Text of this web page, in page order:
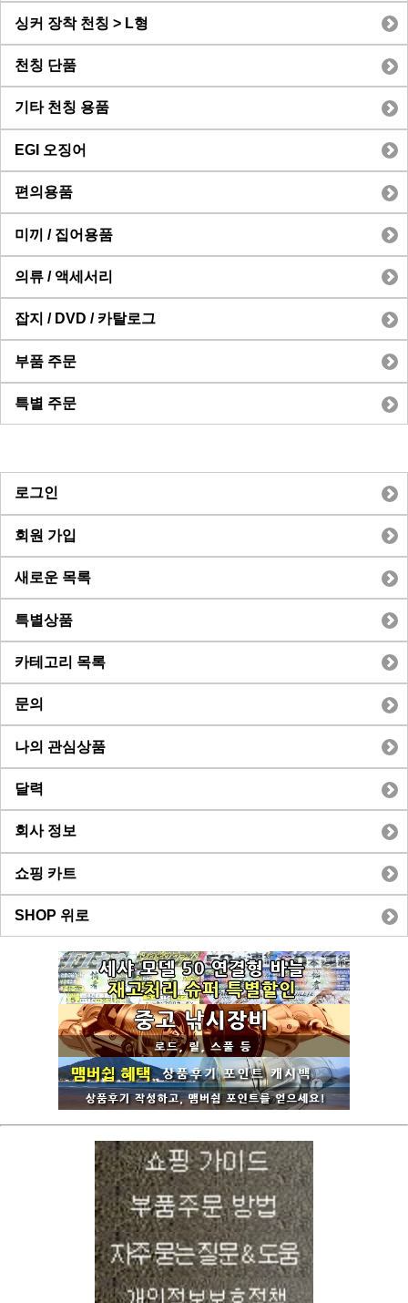
싱커 장착 천칭 > L형
천칭 단품
기타 천칭 용품
EGI 오징어
편의용품
미끼 / 집어용품
의류 / 액세서리
잡지 / DVD / 카탈로그
부품 주문
특별 주문
로그인
회원 가입
새로운 목록
특별상품
카테고리 목록
문의
나의 관심상품
달력
회사 정보
쇼핑 카트
SHOP 위로